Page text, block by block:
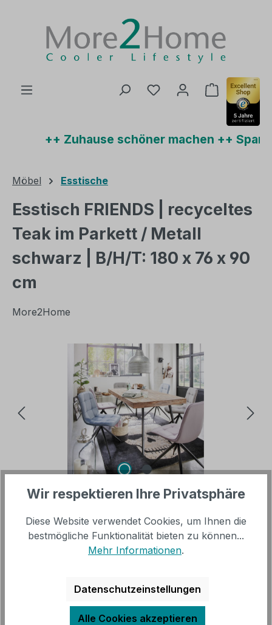
Du hast 0 Produkte
++ Zuhause schöner machen ++
Möbel Esstische
Esstisch FRIENDS | recyceltes
Teak im Parkett / Metall
schwarz | B/H/T: 180 x 76 x 90
cm
More2Home
Verkaufspreis: % Regulärer Preis:
499,00 € (40.08% gespart)
inkl. MwSt, versandkostenfrei innerhalb Deutschland
Wir respektieren Ihre Privatsphäre
Diese Website verwendet Cookies, um Ihnen die
bestmögliche Funktionalität bieten zu können...
Mehr Informationen.
Datenschutzeinstellungen
Alle Cookies akzeptieren